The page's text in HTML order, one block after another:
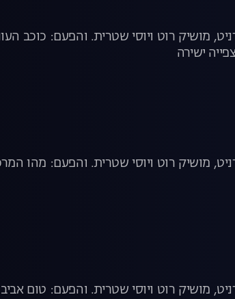
מושיק רוט ויוסי שטרית. והפעם: כוכב
ישירה
מושיק רוט ויוסי שטרית. והפעם: מהו
מושיק רוט ויוסי שטרית. והפעם: טום